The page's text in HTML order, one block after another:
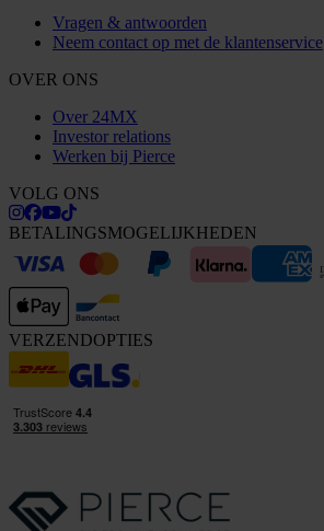
Vragen & antwoorden
Neem contact op met de klantenservice
OVER ONS
Over 24MX
Investor relations
Werken bij Pierce
VOLG ONS
BETALINGSMOGELIJKHEDEN
VERZENDOPTIES